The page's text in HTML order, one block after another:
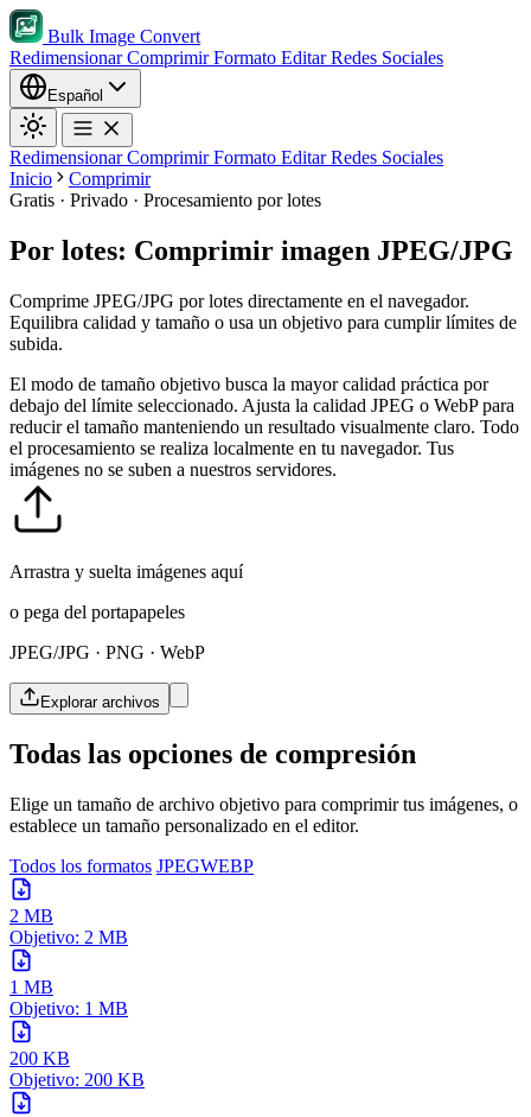
Bulk Image Convert
RedimensionarComprimirFormato EditarRedes Sociales
Español
RedimensionarComprimirFormato EditarRedes Sociales
Inicio
Comprimir
Gratis · Privado · Procesamiento por lotes
Por lotes: Comprimir imagen JPEG/JPG
Comprime JPEG/JPG por lotes directamente en el navegador.
Equilibra calidad y tamaño o usa un objetivo para cumplir límites de
subida.
El modo de tamaño objetivo busca la mayor calidad práctica por
debajo del límite seleccionado. Ajusta la calidad JPEG o WebP para
reducir el tamaño manteniendo un resultado visualmente claro. Todo
el procesamiento se realiza localmente en tu navegador. Tus
imágenes no se suben a nuestros servidores.
Arrastra y suelta imágenes aquí
o pega del portapapeles
JPEG/JPG · PNG · WebP
Explorar archivos
Todas las opciones de compresión
Elige un tamaño de archivo objetivo para comprimir tus imágenes, o
establece un tamaño personalizado en el editor.
Todos los formatos JPEGWEBP
2 MB
Objetivo: 2 MB
1 MB
Objetivo: 1 MB
200 KB
Objetivo: 200 KB